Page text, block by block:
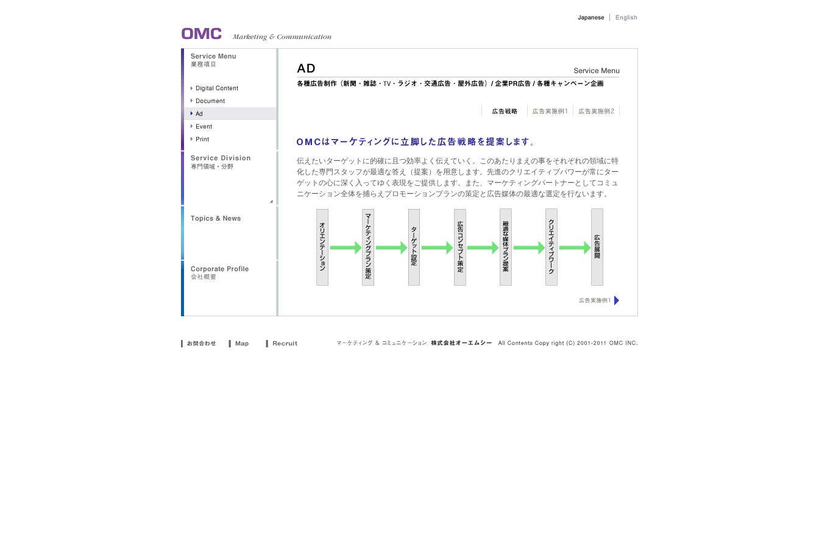
伝えたいターゲットに的確に且つ効率よく伝えていく。このあたりまえの事をそれぞれの領域に特
化した専門スタッフが最適な答え（提案）を用意します。先進のクリエイティブパワーが常にター
ゲットの心に深く入ってゆく表現をご提供します。また、マーケティングパートナーとしてコミュ
ニケーション全体を捕らえプロモーションプランの策定と広告媒体の最適な選定を行ないます。